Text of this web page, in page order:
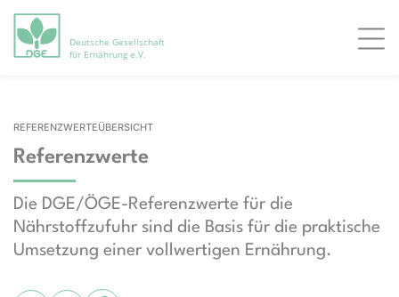
Deutsche Gesellschaft
für Ernährung e.V.
REFERENZWERTEÜBERSICHT
Referenzwerte
Die DGE/ÖGE-Referenzwerte für die
Nährstoffzufuhr sind die Basis für die praktische
Umsetzung einer vollwertigen Ernährung.